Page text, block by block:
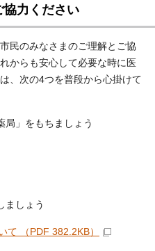
協力ください
民のみなさまのご理解とご協
からも安心して必要な時に医
、次の4つを普段から心掛けて
」をもちましょう
ましょう
（PDF 382.2KB）